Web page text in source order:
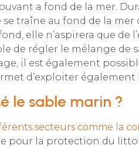
a fond de la mer.
traîne au fond de la mer
elle n’aspirera que de
de régler le mélange de
il est également
d’exploiter également
le sable marin ?
secteurs comme la
pour la protection du